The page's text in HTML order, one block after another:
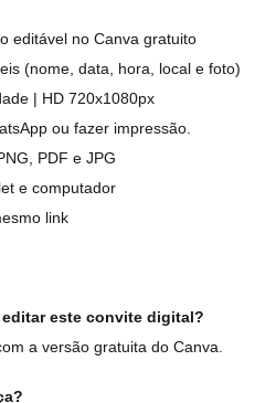
editável no Canva gratuito
(nome, data, hora, local e foto)
| HD 720x1080px
ou fazer impressão.
PDF e JPG
e computador
link
este convite digital?
a versão gratuita do Canva.